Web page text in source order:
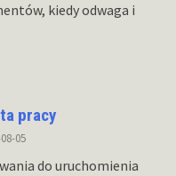
kiedy odwaga i
pracy
05
do uruchomienia